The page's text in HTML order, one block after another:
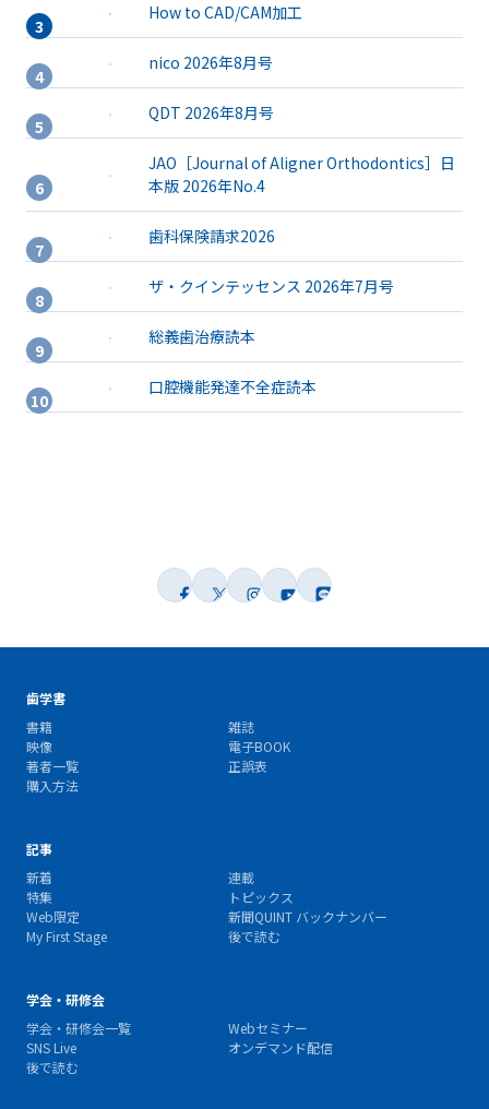
How to CAD/CAM加工
nico 2026年8月号
QDT 2026年8月号
JAO［Journal of Aligner Orthodontics］日
本版 2026年No.4
歯科保険請求2026
ザ・クインテッセンス 2026年7月号
総義歯治療読本
口腔機能発達不全症読本
歯学書
書籍
雑誌
映像
電子BOOK
著者一覧
正誤表
購入方法
記事
新着
連載
特集
トピックス
Web限定
新聞QUINT バックナンバー
My First Stage
後で読む
学会・研修会
学会・研修会一覧
Webセミナー
SNS Live
オンデマンド配信
後で読む